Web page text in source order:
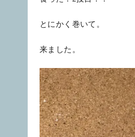
とにかく巻いて。
来ました。